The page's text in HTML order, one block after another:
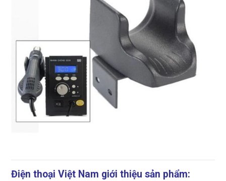
Điện thoại Việt Nam giới thiệu sản phẩm: